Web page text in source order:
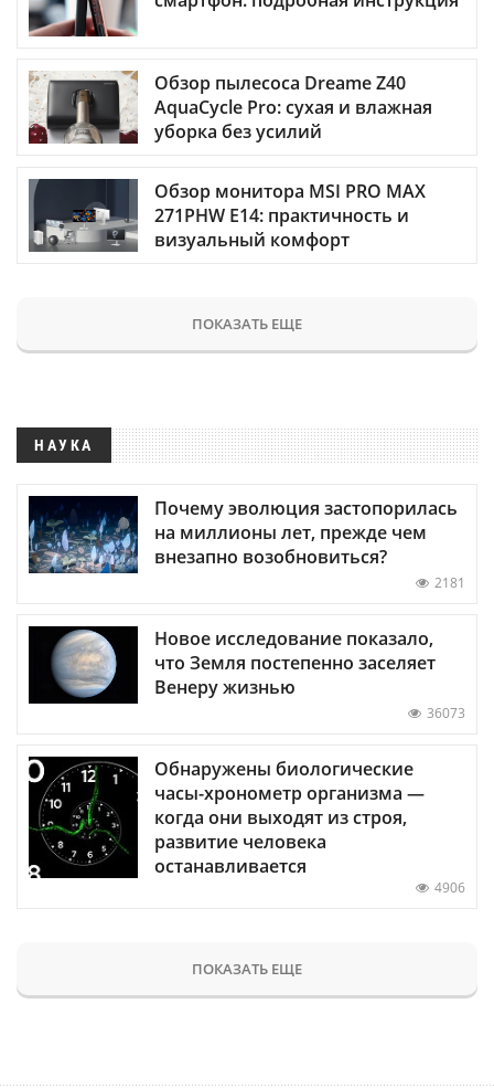
Обзор пылесоса Dreame Z40
AquaCycle Pro: сухая и влажная
уборка без усилий
Обзор монитора MSI PRO MAX
271PHW E14: практичность и
визуальный комфорт
ПОКАЗАТЬ ЕЩЕ
НАУКА
Почему эволюция застопорилась
на миллионы лет, прежде чем
внезапно возобновиться?
2181
Новое исследование показало,
что Земля постепенно заселяет
Венеру жизнью
36073
Обнаружены биологические
часы-хронометр организма —
когда они выходят из строя,
развитие человека
останавливается
4906
ПОКАЗАТЬ ЕЩЕ